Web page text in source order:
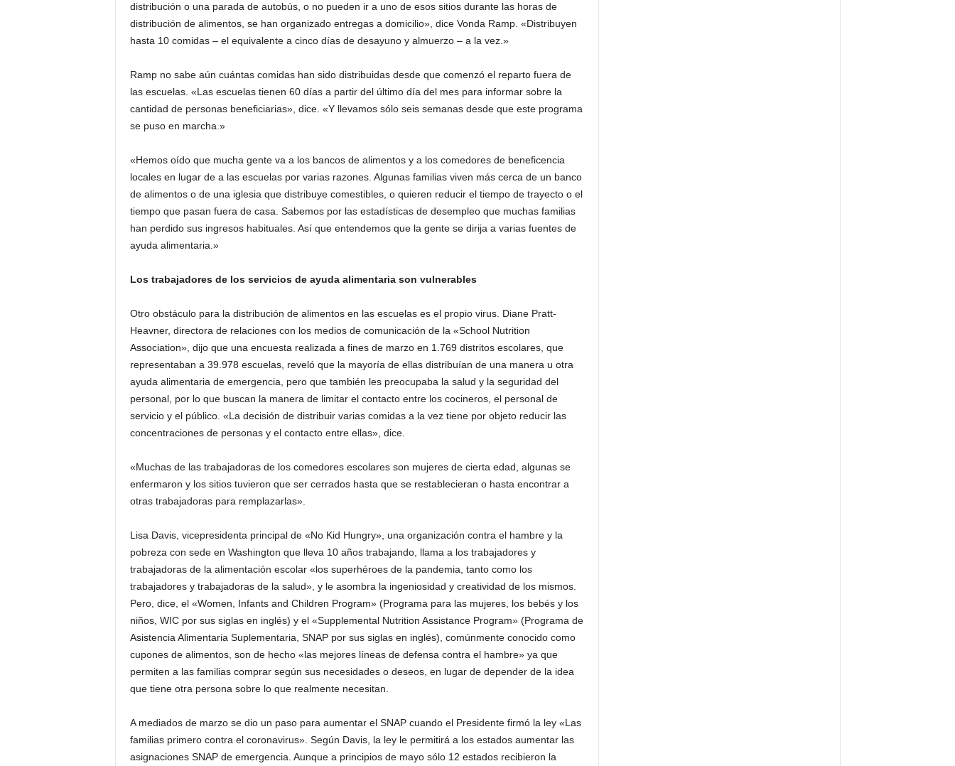
distribución o una parada de autobús, o no pueden ir a uno de esos sitios durante las horas de
distribución de alimentos, se han organizado entregas a domicilio», dice Vonda Ramp. «Distribuyen
hasta 10 comidas – el equivalente a cinco días de desayuno y almuerzo – a la vez.»
Ramp no sabe aún cuántas comidas han sido distribuidas desde que comenzó el reparto fuera de
las escuelas. «Las escuelas tienen 60 días a partir del último día del mes para informar sobre la
cantidad de personas beneficiarias», dice. «Y llevamos sólo seis semanas desde que este programa
se puso en marcha.»
«Hemos oído que mucha gente va a los bancos de alimentos y a los comedores de beneficencia
locales en lugar de a las escuelas por varias razones. Algunas familias viven más cerca de un banco
de alimentos o de una iglesia que distribuye comestibles, o quieren reducir el tiempo de trayecto o el
tiempo que pasan fuera de casa. Sabemos por las estadísticas de desempleo que muchas familias
han perdido sus ingresos habituales. Así que entendemos que la gente se dirija a varias fuentes de
ayuda alimentaria.»
Los trabajadores de los servicios de ayuda alimentaria son vulnerables
Otro obstáculo para la distribución de alimentos en las escuelas es el propio virus. Diane Pratt-
Heavner, directora de relaciones con los medios de comunicación de la «School Nutrition
Association», dijo que una encuesta realizada a fines de marzo en 1.769 distritos escolares, que
representaban a 39.978 escuelas, reveló que la mayoría de ellas distribuían de una manera u otra
ayuda alimentaria de emergencia, pero que también les preocupaba la salud y la seguridad del
personal, por lo que buscan la manera de limitar el contacto entre los cocineros, el personal de
servicio y el público. «La decisión de distribuir varias comidas a la vez tiene por objeto reducir las
concentraciones de personas y el contacto entre ellas», dice.
«Muchas de las trabajadoras de los comedores escolares son mujeres de cierta edad, algunas se
enfermaron y los sitios tuvieron que ser cerrados hasta que se restablecieran o hasta encontrar a
otras trabajadoras para remplazarlas».
Lisa Davis, vicepresidenta principal de «No Kid Hungry», una organización contra el hambre y la
pobreza con sede en Washington que lleva 10 años trabajando, llama a los trabajadores y
trabajadoras de la alimentación escolar «los superhéroes de la pandemia, tanto como los
trabajadores y trabajadoras de la salud», y le asombra la ingeniosidad y creatividad de los mismos.
Pero, dice, el «Women, Infants and Children Program» (Programa para las mujeres, los bebés y los
niños, WIC por sus siglas en inglés) y el «Supplemental Nutrition Assistance Program» (Programa de
Asistencia Alimentaria Suplementaria, SNAP por sus siglas en inglés), comúnmente conocido como
cupones de alimentos, son de hecho «las mejores líneas de defensa contra el hambre» ya que
permiten a las familias comprar según sus necesidades o deseos, en lugar de depender de la idea
que tiene otra persona sobre lo que realmente necesitan.
A mediados de marzo se dio un paso para aumentar el SNAP cuando el Presidente firmó la ley «Las
familias primero contra el coronavirus». Según Davis, la ley le permitirá a los estados aumentar las
asignaciones SNAP de emergencia. Aunque a principios de mayo sólo 12 estados recibieron la